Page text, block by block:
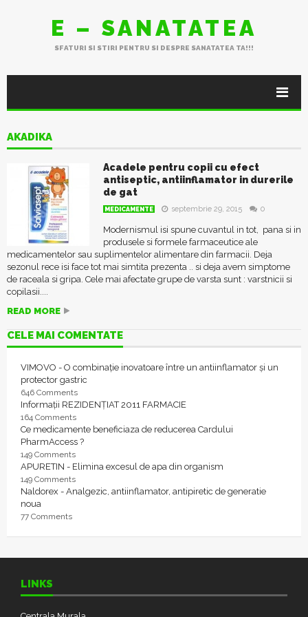
E – SANATATEA
SFATURI SI STIRI PENTRU SI DESPRE SANATATEA TA!!!
AKADIKA
Acadele pentru copii cu efect
antiseptic, antiinflamator in durerile
de gat
MEDICAMENTE septembrie 29, 2015 0
Modernismul isi spune cuvantul in tot, pana si in
produsele si formele farmaceutice ale
medicamentelor sau suplimentelor alimentare din farmacii. Deja
sezonul rece isi face tot mai simtita prezenta .. si deja avem simptome
de raceala si gripa. Cele mai afectate grupe de varsta sunt : varstnicii si
copilasii....
READ MORE
CELE MAI COMENTATE
VIMOVO - O combinație inovatoare între un antiinflamator și un
protector gastric
646 Comments
Informații REZIDENȚIAT 2011 FARMACIE
164 Comments
Ce medicamente beneficiaza de reducerea Cardului
PharmAccess ?
149 Comments
APURETIN - Elimina excesul de apa din organism
149 Comments
Naldorex - Analgezic, antiinflamator, antipiretic de generatie
noua
77 Comments
LINKS